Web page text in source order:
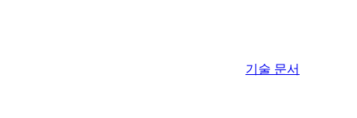
기술 문서